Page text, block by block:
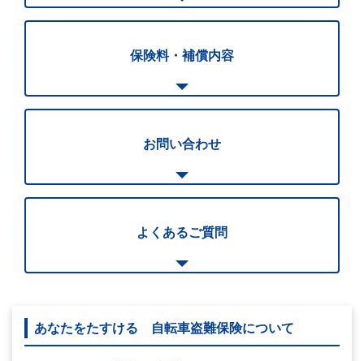
保険料・補償内容
お問い合わせ
よくあるご質問
あなたをたすける 自転車盗難保険について